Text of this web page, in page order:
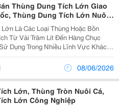
Thùng Dung Tích Lớn Giao
Thùng Dung Tích Lớn Nuôi
Là Các Loại Thùng Hoặc Bồn
Từ Vài Trăm Lít Đến Hàng Chục
Dụng Trong Nhiều Lĩnh Vực Khác
Thủy Hải Sản Nuôi Cá Tầm, Cá
Hồi, Cá Koi Ươ M Cá Giống, Nuôi Tuần Hoàn Công...
08/06/2026
Lớn, Thùng Tròn Nuôi Cá,
Lớn Công Nghiệp